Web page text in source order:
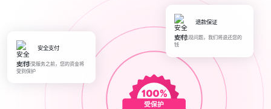
受保护
安全支付
在您接受服务之前，您的资金将
受到保护
退款保证
如果出现问题，我们将退还您的
钱